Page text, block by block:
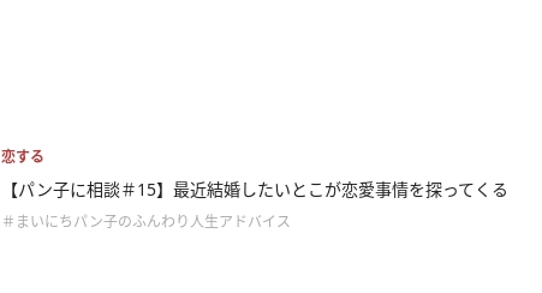
恋する
【パン子に相談＃15】最近結婚したいとこが恋愛事情を探ってくる
＃まいにちパン子のふんわり人生アドバイス